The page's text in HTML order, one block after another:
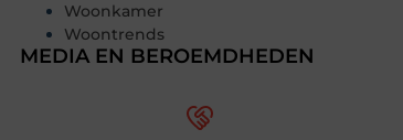
Woonkamer
Woontrends
MEDIA EN BEROEMDHEDEN